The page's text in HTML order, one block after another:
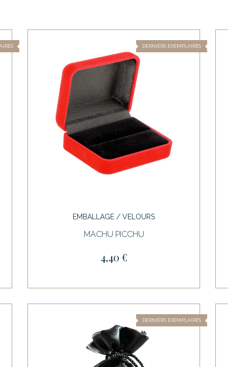
DERNIERS EXEMPLAIRES
EMBALLAGE / VELOURS
MACHU PICCHU
4,40 €
DERNIERS EXEMPLAIRES